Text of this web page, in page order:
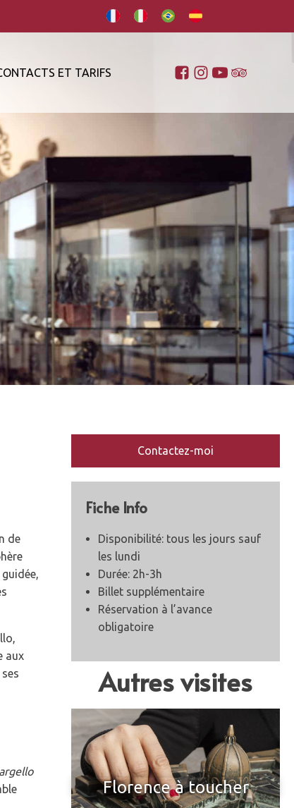
ET TARIFS
de
aux
Contactez-moi
Fiche Info
Disponibilité: tous les jours sauf
les lundi
Durée: 2h-3h
Billet supplémentaire
Réservation à l’avance
obligatoire
Autres visites
Florence à toucher